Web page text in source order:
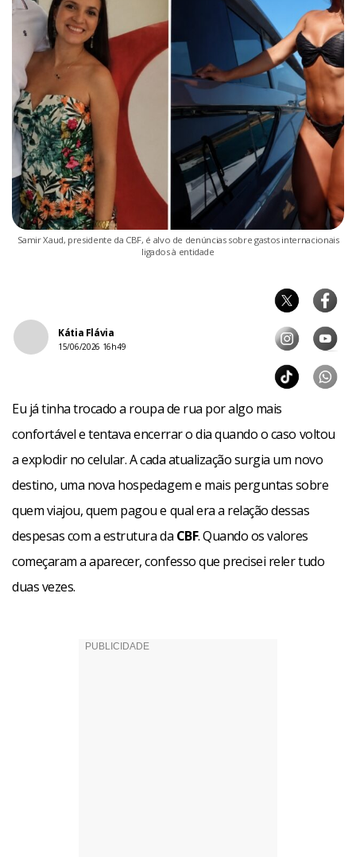
Samir Xaud, presidente da CBF, é alvo de denúncias sobre gastos internacionais
ligados à entidade
Kátia Flávia
15/06/2026 16h49
Eu já tinha trocado a roupa de rua por algo mais
confortável e tentava encerrar o dia quando o caso voltou
a explodir no celular. A cada atualização surgia um novo
destino, uma nova hospedagem e mais perguntas sobre
quem viajou, quem pagou e qual era a relação dessas
despesas com a estrutura da CBF. Quando os valores
começaram a aparecer, confesso que precisei reler tudo
duas vezes.